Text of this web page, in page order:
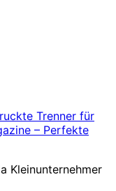
Trenner für
– Perfekte
Kleinunternehmer